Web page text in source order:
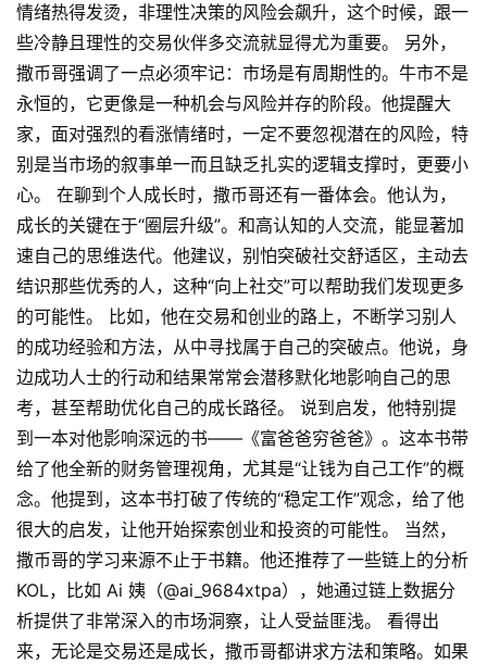
情绪热得发烫，非理性决策的风险会飙升，这个时候，跟一
些冷静且理性的交易伙伴多交流就显得尤为重要。 另外，
撒币哥强调了一点必须牢记：市场是有周期性的。牛市不是
永恒的，它更像是一种机会与风险并存的阶段。他提醒大
家，面对强烈的看涨情绪时，一定不要忽视潜在的风险，特
别是当市场的叙事单一而且缺乏扎实的逻辑支撑时，更要小
心。 在聊到个人成长时，撒币哥还有一番体会。他认为，
成长的关键在于“圈层升级”。和高认知的人交流，能显著加
速自己的思维迭代。他建议，别怕突破社交舒适区，主动去
结识那些优秀的人，这种“向上社交”可以帮助我们发现更多
的可能性。 比如，他在交易和创业的路上，不断学习别人
的成功经验和方法，从中寻找属于自己的突破点。他说，身
边成功人士的行动和结果常常会潜移默化地影响自己的思
考，甚至帮助优化自己的成长路径。 说到启发，他特别提
到一本对他影响深远的书——《富爸爸穷爸爸》。这本书带
给了他全新的财务管理视角，尤其是“让钱为自己工作”的概
念。他提到，这本书打破了传统的“稳定工作”观念，给了他
很大的启发，让他开始探索创业和投资的可能性。 当然，
撒币哥的学习来源不止于书籍。他还推荐了一些链上的分析
KOL，比如 Ai 姨（@ai_9684xtpa），她通过链上数据分
析提供了非常深入的市场洞察，让人受益匪浅。 看得出
来，无论是交易还是成长，撒币哥都讲求方法和策略。如果